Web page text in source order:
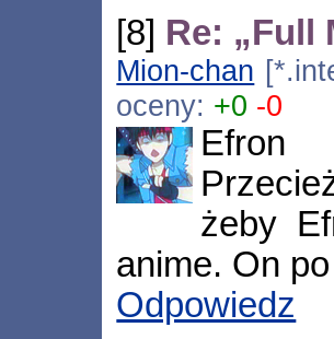
[8] Re: „Full
Mion-chan
oceny: +0 -0
Efron
żeby
anime. On
Odpowiedz